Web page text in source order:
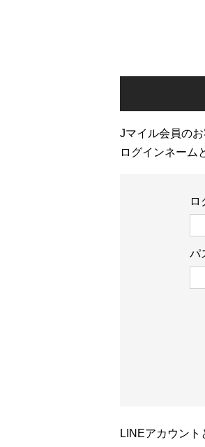
Jマイル会員の
ログインネーム
ロ
パ
LINEアカウン